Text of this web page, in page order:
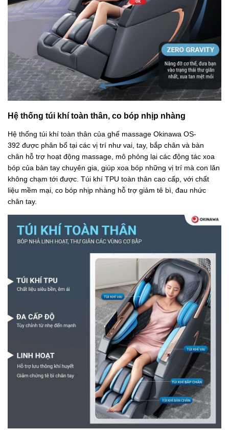
Hệ thống túi khí toàn thân, co bóp nhịp nhàng
Hệ thống túi khí toàn thân của ghế massage Okinawa OS-
392 được phân bổ tại các vị trí như vai, tay, bắp chân và bàn
chân hỗ trợ hoạt động massage, mô phỏng lại các động tác xoa
bóp của bàn tay chuyên gia, giúp xoa bóp những vị trí mà con lăn
không chạm tới được. Túi khí TPU toàn thân cao cấp, với chất
liệu mềm mại, co bóp nhịp nhàng hỗ trợ giảm tê bì, đau nhức
chân tay.